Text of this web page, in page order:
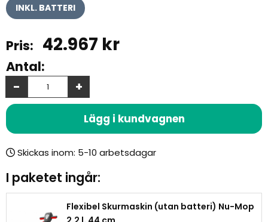
INKL. BATTERI
42.967 kr
Antal:
+
-
Lägg i kundvagnen
Skickas inom:
I paketet ingår:
Flexibel Skurmaskin (utan batteri) Nu-Mop